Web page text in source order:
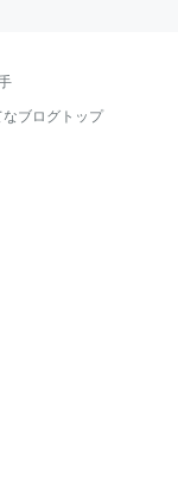
なブログトップ